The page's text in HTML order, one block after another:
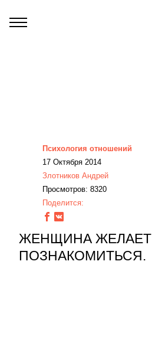
Психология отношений
17 Октября 2014
Злотников Андрей
Просмотров: 8320
Поделится:
ЖЕНЩИНА ЖЕЛАЕТ
ПОЗНАКОМИТЬСЯ.